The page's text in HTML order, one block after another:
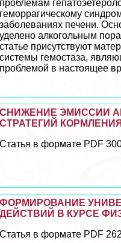
проблемам
геморрагическому
заболеваниях печени.
уделено алкогольным
статье присутствуют
системы гемостаза,
проблемой в настоящее
СНИЖЕНИЕ ЭМИССИИ
СТРАТЕГИЙ КОРМЛЕНИЯ
Статья в формате PDF
ФОРМИРОВАНИЕ
ДЕЙСТВИЙ В КУРСЕ
Статья в формате PDF